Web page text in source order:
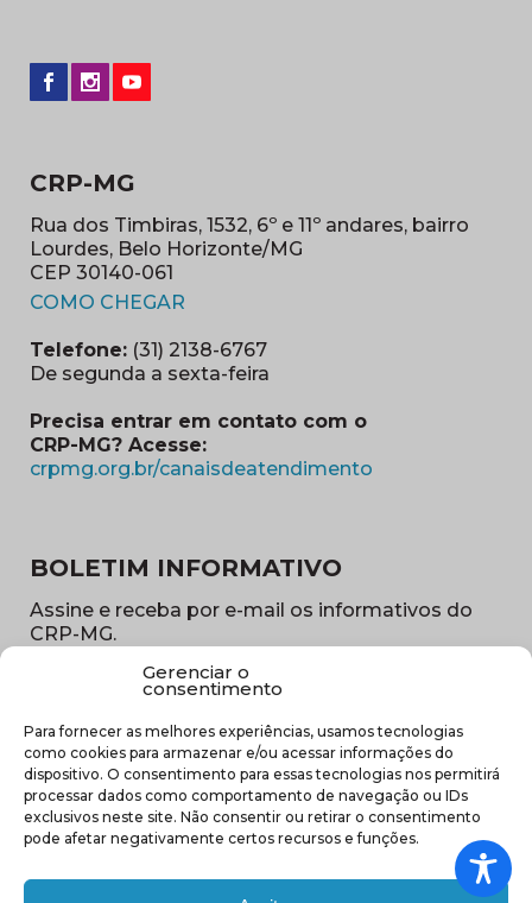
Gerenciar o
consentimento
Para fornecer as melhores experiências, usamos tecnologias
como cookies para armazenar e/ou acessar informações do
dispositivo. O consentimento para essas tecnologias nos permitirá
processar dados como comportamento de navegação ou IDs
exclusivos neste site. Não consentir ou retirar o consentimento
pode afetar negativamente certos recursos e funções.
CRP-MG
Rua dos Timbiras, 1532, 6º e 11º andares, bairro
Lourdes, Belo Horizonte/MG
CEP 30140-061
COMO CHEGAR
Telefone: (31) 2138-6767
De segunda a sexta-feira
Precisa entrar em contato com o
CRP-MG? Acesse:
crpmg.org.br/canaisdeatendimento
BOLETIM INFORMATIVO
Assine e receba por e-mail os informativos do
CRP-MG.
E-
mail
(obrigatório)
Sub
região